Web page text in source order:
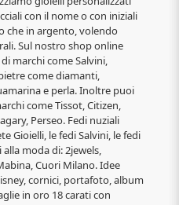
con il nome o con iniziali
che in argento, volendo
Sul nostro shop online
marchi come Salvini,
come diamanti,
e perla. Inoltre puoi
come Tissot, Citizen,
Perseo. Fedi nuziali
Gioielli, le fedi Salvini, le fedi
moda di: 2jewels,
Cuori Milano. Idee
cornici, portafoto, album
in oro 18 carati con